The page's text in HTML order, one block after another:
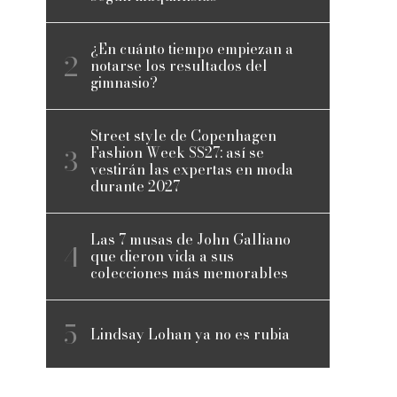
¿En cuánto tiempo empiezan a
notarse los resultados del
gimnasio?
Street style de Copenhagen
Fashion Week SS27: así se
vestirán las expertas en moda
durante 2027
Las 7 musas de John Galliano
que dieron vida a sus
colecciones más memorables
Lindsay Lohan ya no es rubia